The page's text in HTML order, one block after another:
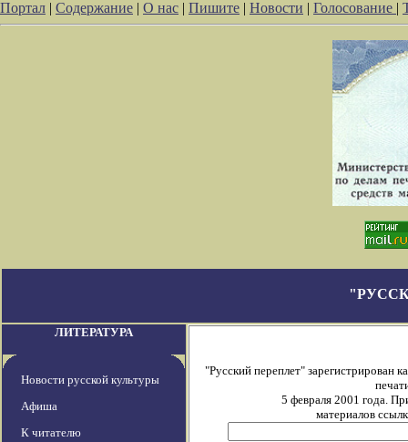
Портал | Содержание | О нас | Пишите | Новости | Голосование |
ЛИТЕРАТУРА
Новости русской культуры
Афиша
К читателю
"Русский переплет" зарегистрирован
5 февраля 2001 года.
материалов